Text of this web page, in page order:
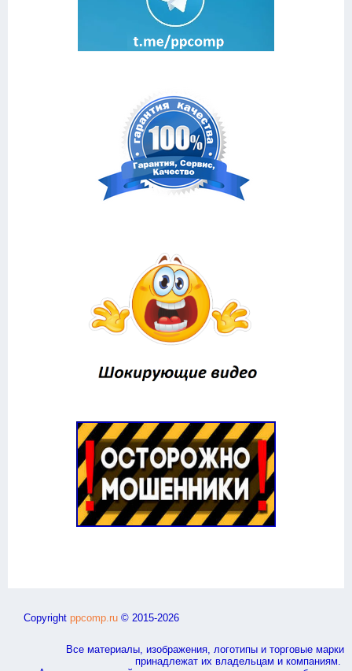
Copyright ppcomp.ru © 2015-2026
Все материалы, изображения, логотипы и торговые марки
принадлежат их владельцам и компаниям.